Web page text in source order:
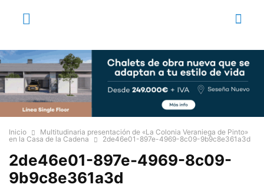
Inicio
Multitudinaria presentación de «La Colonia Veraniega de Pinto»
en la Casa de la Cadena
2de46e01-897e-4969-8c09-9b9c8e361a3d
2de46e01-897e-4969-8c09-
9b9c8e361a3d